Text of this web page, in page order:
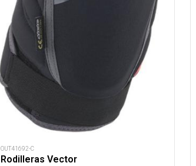
OUT41692-C
Rodilleras Vector